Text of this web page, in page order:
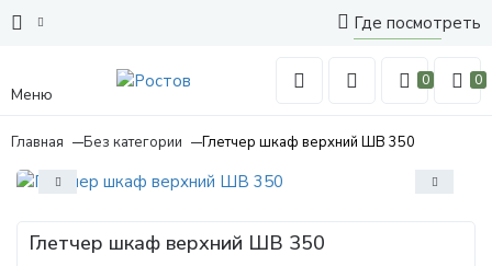
Где посмотреть
Меню
0 0
Главная Без категории Глетчер шкаф верхний ШВ 350
Глетчер шкаф верхний ШВ 350